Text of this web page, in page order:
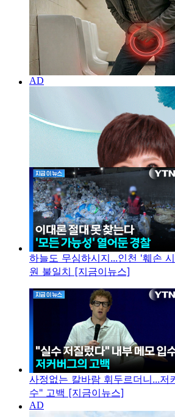
하늘도 무심하시지...인천 '훼손
원 불일치 [지금이뉴스]
사정없는 칼바람 휘두르더니...저
수" 고백 [지금이뉴스]